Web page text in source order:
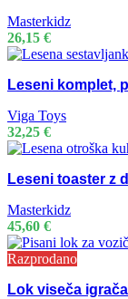
Masterkidz
26,15 €
Leseni komplet,
Viga Toys
32,25 €
Leseni toaster z
Masterkidz
45,60 €
Razprodano
Lok viseča